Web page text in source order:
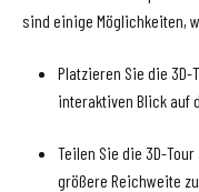
sind einige Möglichkeiten,
Platzieren Sie die 3D-
interaktiven Blick auf
Teilen Sie die 3D-
größere Reichweite